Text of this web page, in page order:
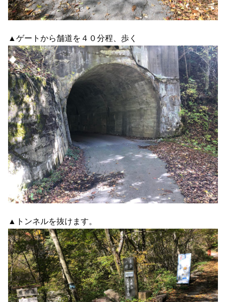
▲ゲートから舗道を４０分程、歩く
▲トンネルを抜けます。